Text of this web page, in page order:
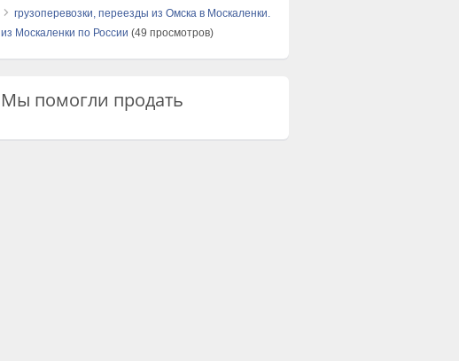
грузоперевозки, переезды из Омска в Москаленки.
из Москаленки по России (49 просмотров)
Мы помогли продать